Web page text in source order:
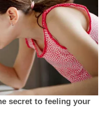
secret to feeling your